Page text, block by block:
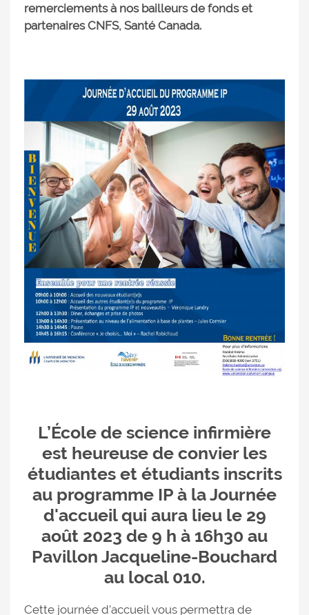
remerciements à nos bailleurs de fonds et
partenaires CNFS, Santé Canada.
L’École de science infirmière
est heureuse de convier les
étudiantes et étudiants inscrits
au programme IP à la Journée
d'accueil qui aura lieu le 29
août 2023 de 9 h à 16h30 au
Pavillon Jacqueline-Bouchard
au local 010.
Cette journée d’accueil vous permettra de